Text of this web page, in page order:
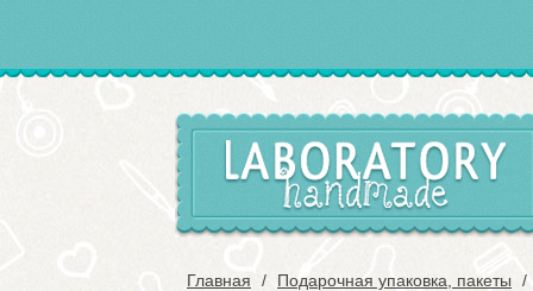
Главная Подарочная упаковка, пакеты